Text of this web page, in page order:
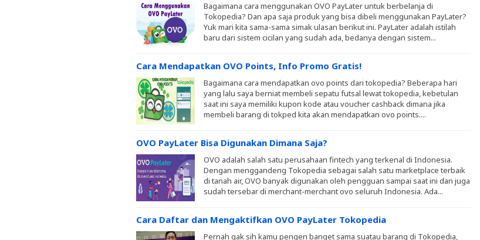
Bagaimana cara menggunakan OVO PayLater untuk berbelanja di
Tokopedia? Dan apa saja produk yang bisa dibeli menggunakan PayLater?
Yuk mari kita sama-sama simak ulasan berikut ini. PayLater adalah istilah
baru dari sistem cicilan yang sudah ada, bedanya dengan sistem...
Cara Mendapatkan OVO Points, Info Promo Gratis!
Bagaimana cara mendapatkan ovo points dari tokopedia? Beberapa hari
yang lalu saya berniat membeli sepatu futsal lewat tokopedia, kebetulan
saat ini saya memiliki kupon kode atau voucher cashback dimana jika
membeli barang di tokped kita akan mendapatkan ovo points....
OVO PayLater Bisa Digunakan Dimana Saja?
OVO adalah salah satu perusahaan fintech yang terkenal di Indonesia.
Dengan menggandeng Tokopedia sebagai salah satu marketplace terbaik
di tanah air, OVO banyak digunakan oleh pengguan sampai saat ini dan juga
sudah tersebar di merchant-merchant ovo seluruh Indonesia. Ada...
Cara Daftar dan Mengaktifkan OVO PayLater Tokopedia
Pernah gak sih kamu pengen banget sama suatau barang di Tokopedia,